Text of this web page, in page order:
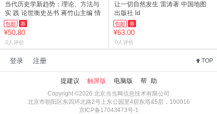
当代历史学新趋势：理论、方法与
实 践 论世衡史丛书 蒋竹山主编 情
包邮 券
¥50.80
0人评价
让一切自然发生 雷涛著 中国地图
出版社 ld
包邮 券
¥63.00
0人评价
登录 注册 TOP
提建议 触屏版 电脑版 帮 助
Copyright ©2026 北京当当网信息技术有限公司
北京市朝阳区东四环北路2号上东公园里4层东塔&5层，100016
京ICP备17043473号-1